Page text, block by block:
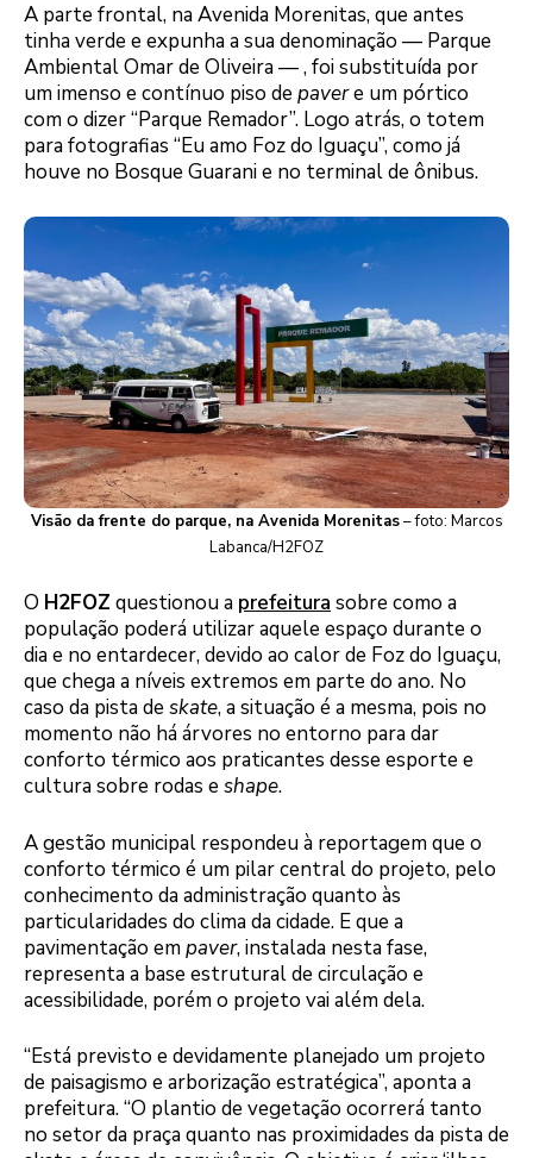
A parte frontal, na Avenida Morenitas, que antes
tinha verde e expunha a sua denominação — Parque
Ambiental Omar de Oliveira — , foi substituída por
um imenso e contínuo piso de pavere um pórtico
com o dizer “Parque Remador”. Logo atrás, o totem
para fotografias “Eu amo Foz do Iguaçu”, como já
houve no Bosque Guarani e no terminal de ônibus.
Visão da frente do parque, na Avenida Morenitas– foto: Marcos
Labanca/H2FOZ
O H2FOZ questionou a prefeitura sobre como a
população poderá utilizar aquele espaço durante o
dia e no entardecer, devido ao calor de Foz do Iguaçu,
que chega a níveis extremos em parte do ano. No
caso da pista de skate, a situação é a mesma, pois no
momento não há árvores no entorno para dar
conforto térmico aos praticantes desse esporte e
cultura sobre rodas e shape.
A gestão municipal respondeu à reportagem que o
conforto térmico é um pilar central do projeto, pelo
conhecimento da administração quanto às
particularidades do clima da cidade. E que a
pavimentação empaver, instalada nesta fase,
representa a base estrutural de circulação e
acessibilidade, porém o projeto vai além dela.
“Está previsto e devidamente planejado um projeto
de paisagismo e arborização estratégica”, aponta a
prefeitura. “O plantio de vegetação ocorrerá tanto
no setor da praça quanto nas proximidades da pista de